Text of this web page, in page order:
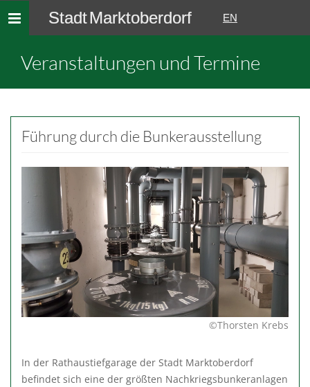
Toggle
navigation
Stadt Marktoberdorf EN
Veranstaltungen und Termine
Führung durch die Bunkerausstellung
©Thorsten Krebs
In der Rathaustiefgarage der Stadt Marktoberdorf
befindet sich eine der größten Nachkriegsbunkeranlagen